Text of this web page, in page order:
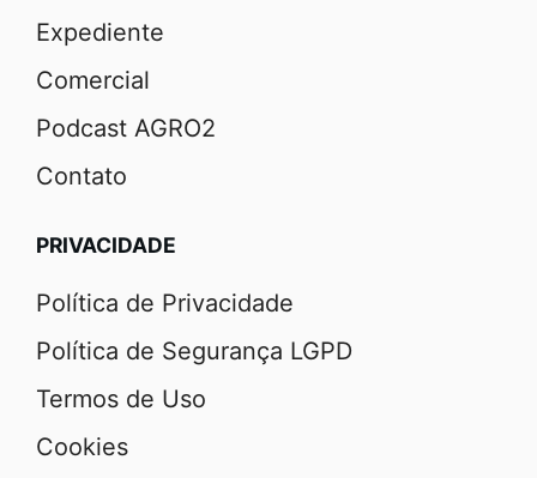
Expediente
Comercial
Podcast AGRO2
Contato
PRIVACIDADE
Política de Privacidade
Política de Segurança LGPD
Termos de Uso
Cookies